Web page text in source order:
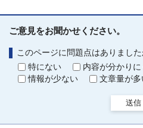
ご意見をお聞かせください。
このページに問題点はありました
特にない
内容が分かりに
情報が少ない
文章量が多
送信